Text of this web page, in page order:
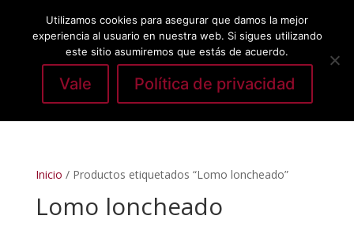
Seleccionar página
Inicio / Productos etiquetados “Lomo loncheado”
Lomo loncheado
Utilizamos cookies para asegurar que damos la mejor
experiencia al usuario en nuestra web. Si sigues utilizando
este sitio asumiremos que estás de acuerdo.
Vale Política de privacidad